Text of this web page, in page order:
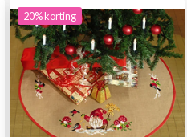
20% korting